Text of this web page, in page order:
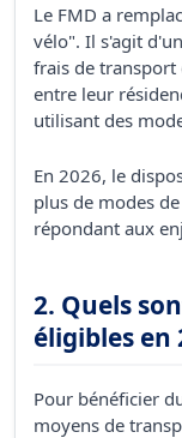
Le FMD a
vélo". Il s'agit
frais de transport
entre leur
utilisant des
En 2026, le
plus de modes
répondant aux
2. Quels
éligibles en
Pour bénéficier
moyens de